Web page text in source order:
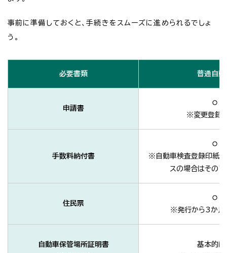
事前に準備しておくと、手続きをスムーズに進められるでしょ
う。
必要書類 普通自動
申請書
※変更登録
手数料納付書
※自動車検査登録印紙を
スの場合はその
住民票
※発行から3か月
自動車保管場所証明書
基本的に